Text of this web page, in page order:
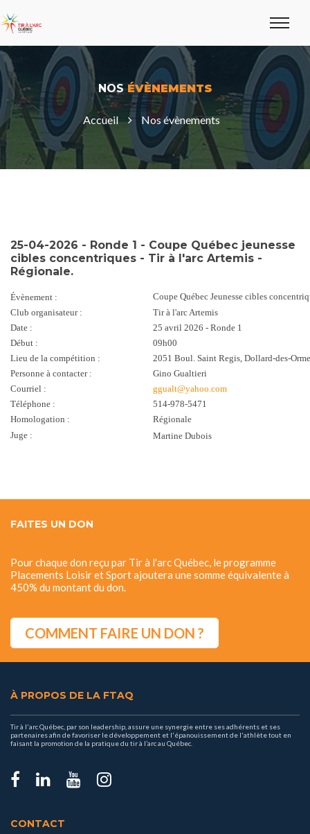
NOSÉVÈNEMENTS
Accueil Nos évènements
25-04-2026 - Ronde 1 - Coupe Québec jeunesse
cibles concentriques - Tir à l'arc Artemis -
Régionale.
Évènement :
Coupe Québec Jeunesse cibles
Club organisateur :
Tir à l'arc Artemis
Date :
25 avril 2026 - Ronde 1
Début :
09h00
Lieu de la compétition :
2051 Boul. Saint Regis, Dollard-des-
Personne à contacter :
Gino Gualtieri
Courriel :
ggualt@yahoo.com
Téléphone :
514-978-5471
Homologation :
Régionale
Juge :
Martine Dubois
FAITES UN DON
Pour chaque don reçu par Tir à l'arc Québec, le programme
Placements Loisir et Sport ajoutera une somme équivalente à
450% du montant du don.
COMMENT FAIRE UN DON ?
À PROPOS DE LA FTAQ
Tir à l'arc Québec, par son leadership, assure une synergie entre ses adhérents et ses
partenaires afin de favoriser le développement et l'épanouissement de l'athlète tout en
faisant la promotion de la pratique du tir à l’arc au Québec.
CONTACT